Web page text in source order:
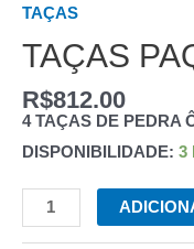
TAÇAS
TAÇAS
R$812.00
4 TAÇAS DE PEDRA
DISPONIBILIDADE: 3
TAÇAS
PAQUISTANESA
QUANTIDADE